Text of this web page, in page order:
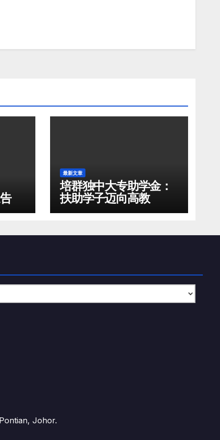
最新文章
培群独中大专助学金：
扶助学子迈向高教
Johor.